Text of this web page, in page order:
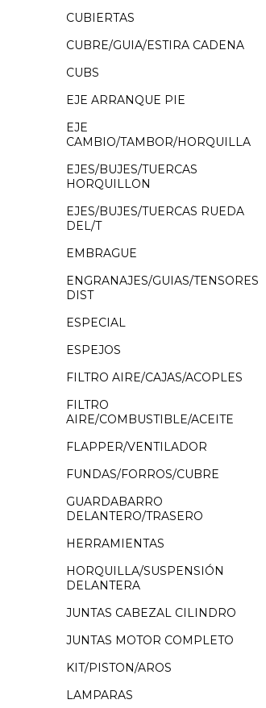
CUBIERTAS
CUBRE/GUIA/ESTIRA CADENA
CUBS
EJE ARRANQUE PIE
EJE
CAMBIO/TAMBOR/HORQUILLA
EJES/BUJES/TUERCAS
HORQUILLON
EJES/BUJES/TUERCAS RUEDA
DEL/T
EMBRAGUE
ENGRANAJES/GUIAS/TENSORES
DIST
ESPECIAL
ESPEJOS
FILTRO AIRE/CAJAS/ACOPLES
FILTRO
AIRE/COMBUSTIBLE/ACEITE
FLAPPER/VENTILADOR
FUNDAS/FORROS/CUBRE
GUARDABARRO
DELANTERO/TRASERO
HERRAMIENTAS
HORQUILLA/SUSPENSIÓN
DELANTERA
JUNTAS CABEZAL CILINDRO
JUNTAS MOTOR COMPLETO
KIT/PISTON/AROS
LAMPARAS